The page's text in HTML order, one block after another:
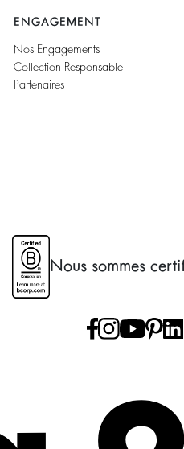
ENGAGEMENT
Nos Engagements
Collection Responsable
Partenaires
Nous sommes